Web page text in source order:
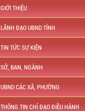
GIỚI THIỆU
LÃNH ĐẠO UBND TỈNH
TIN TỨC SỰ KIỆN
SỞ, BAN, NGÀNH
UBND CÁC XÃ, PHƯỜNG
THÔNG TIN CHỈ ĐẠO ĐIỀU HÀNH